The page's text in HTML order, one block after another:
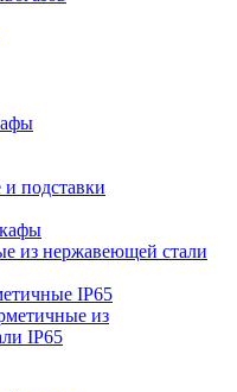
подставки
из нержавеющей стали
IP65
из
IP65